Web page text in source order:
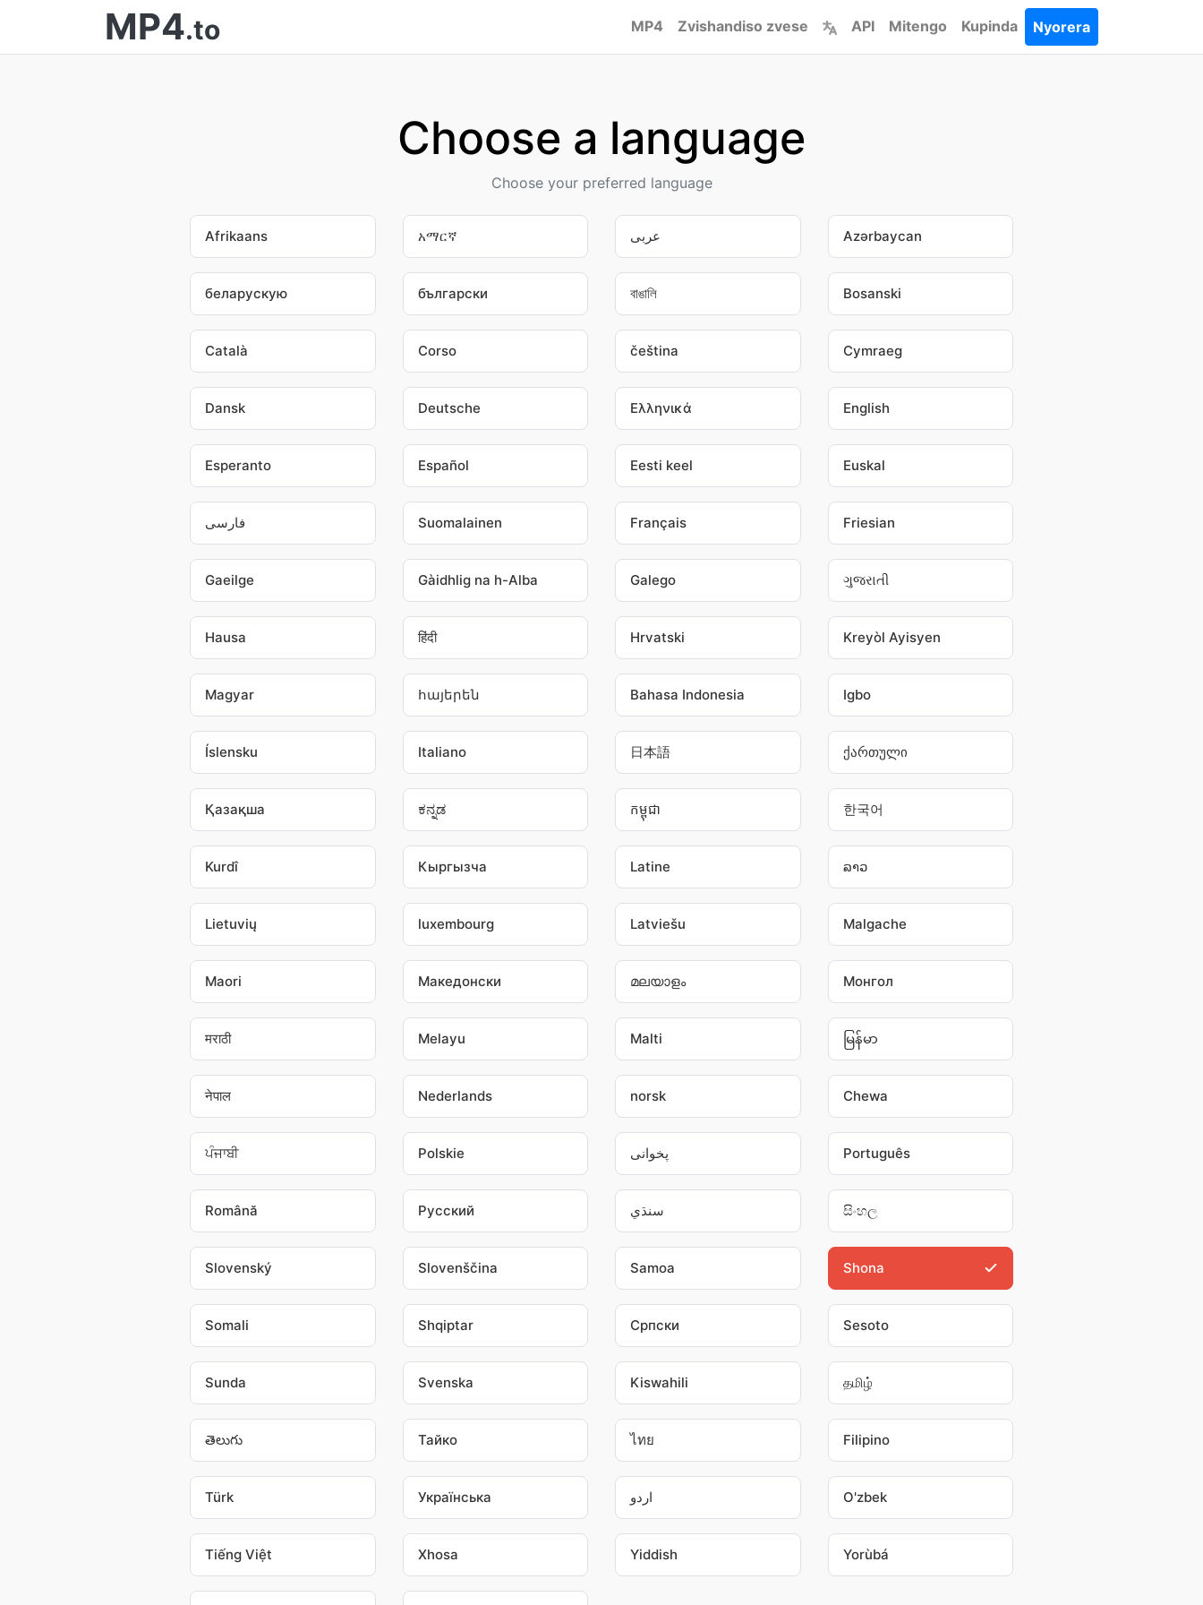
MP4.to MP4 Zvishandiso zvese API Mitengo Kupinda Nyorera
Choose a language
Choose your preferred language
Afrikaans አማርኛ عربى Azərbaycan
беларускую български বাঙালি Bosanski
Català Corso čeština Cymraeg
Dansk Deutsche Ελληνικά English
Esperanto Español Eesti keel Euskal
فارسی Suomalainen Français Friesian
Gaeilge Gàidhlig na h-Alba Galego ગુજરાતી
Hausa हिंदी Hrvatski Kreyòl Ayisyen
Magyar հայերեն Bahasa Indonesia Igbo
Íslensku Italiano 日本語 ქართული
Қазақша ಕನ್ನಡ កម្ពុជា 한국어
Kurdî Кыргызча Latine ລາວ
Lietuvių luxembourg Latviešu Malgache
Maori Македонски മലയാളം Монгол
मराठी Melayu Malti မြန်မာ
नेपाल Nederlands norsk Chewa
ਪੰਜਾਬੀ Polskie پخوانی Português
Română Pусский سنڌي සිංහල
Slovenský Slovenščina Samoa Shona
Somali Shqiptar Српски Sesoto
Sunda Svenska Kiswahili தமிழ்
తెలుగు Тайко ไทย Filipino
Türk Українська اردو O'zbek
Tiếng Việt Xhosa Yiddish Yorùbá